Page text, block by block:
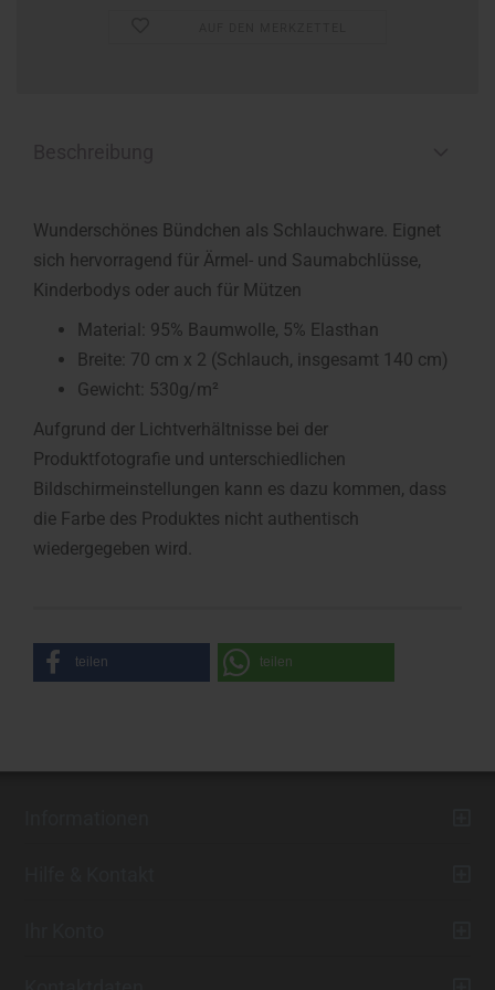
Wunderschönes Bündchen als Schlauchware. Eignet
sich hervorragend für Ärmel- und Saumabchlüsse,
Kinderbodys oder auch für Mützen
Material: 95% Baumwolle, 5% Elasthan
Breite: 70 cm x 2 (Schlauch, insgesamt 140 cm)
Gewicht: 530g/m²
Aufgrund der Lichtverhältnisse bei der
Produktfotografie und unterschiedlichen
Bildschirmeinstellungen kann es dazu kommen, dass
die Farbe des Produktes nicht authentisch
wiedergegeben wird.
teilen teilen